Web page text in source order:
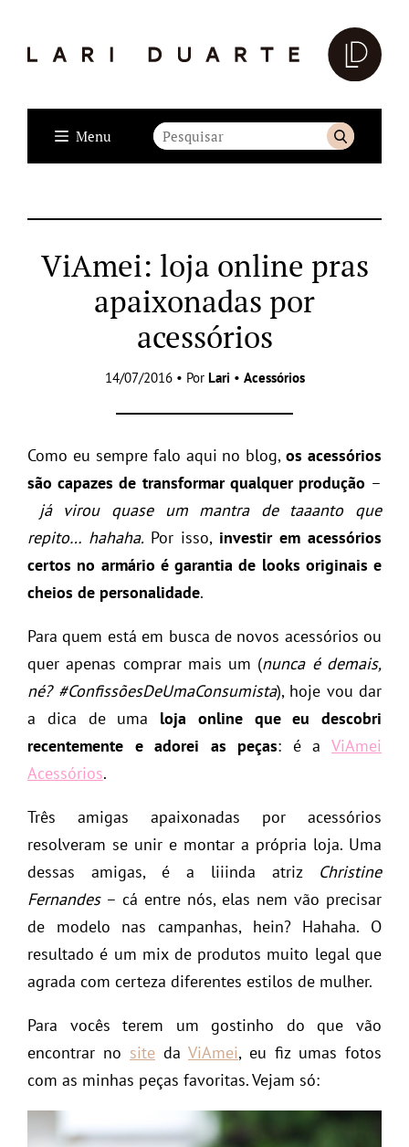
Menu
ViAmei: loja online pras
apaixonadas por
acessórios
14/07/2016 • Por Lari • Acessórios
Como eu sempre falo aqui no blog,os acessórios
são capazes de transformar qualquer produção –
já virou quase um mantra de taaanto que
repito… hahaha. Por isso, investir em acessórios
certos no armário é garantia de looks originais e
cheios de personalidade.
Para quem está em busca de novos acessórios ou
quer apenas comprar mais um (nunca é demais,
né? #ConfissõesDeUmaConsumista), hoje vou dar
a dica de uma loja online que eu descobri
recentemente e adorei as peças: é aViAmei
Acessórios.
Três amigas apaixonadas por acessórios
resolveram se unir e montar a própria loja. Uma
dessas amigas, é a liiinda atriz Christine
Fernandes– cá entre nós, elas nem vão precisar
de modelo nas campanhas, hein? Hahaha. O
resultado é um mix de produtos muito legal que
agrada com certeza diferentes estilos de mulher.
Para vocês terem um gostinho do que vão
encontrar no site da ViAmei, eu fiz umas fotos
com as minhas peças favoritas. Vejam só: